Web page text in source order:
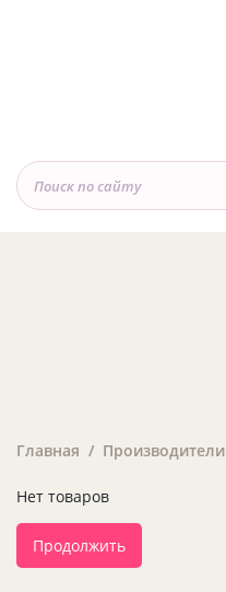
Главная Производители
Нет товаров
Продолжить